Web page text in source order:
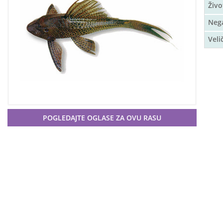
POGLEDAJTE OGLASE ZA OVU RASU